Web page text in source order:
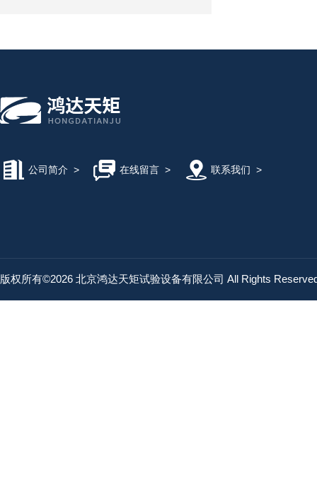
公司简介 > 在线留言> 联系我们 >
版权所有©2026 北京鸿达天矩试验设备有限公司 All Rights